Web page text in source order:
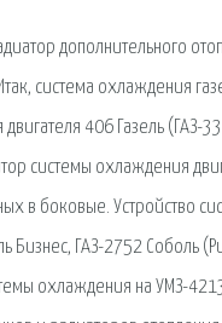
дополнительного
система охлаждения
406 Газель (ГАЗ-
системы охлаждения
в боковые. Устройство
ГАЗ-2752 Соболь
охлаждения на УМЗ-